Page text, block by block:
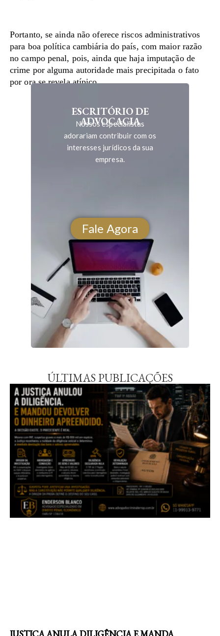
Portanto, se ainda não oferece riscos administrativos
para boa política cambiária do país, com maior razão
no campo penal, pois, ainda que haja imputação de
crime por alguma autoridade mais precipitada o fato
por ora se revela atípico.
ESCRITÓRIO DE
ADVOCACIA
Nossos especialistas
adorariam contribuir com os
interesses jurídicos da sua
empresa.
ÚLTIMAS PUBLICAÇÕES
Fale Agora